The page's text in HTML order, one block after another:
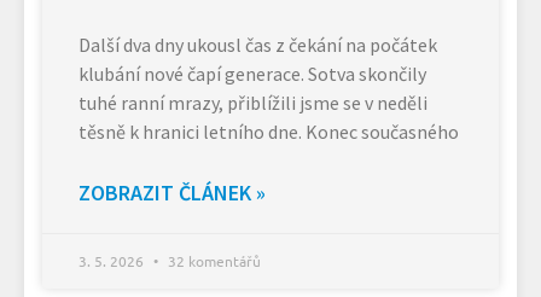
Další dva dny ukousl čas z čekání na počátek
klubání nové čapí generace. Sotva skončily
tuhé ranní mrazy, přiblížili jsme se v neděli
těsně k hranici letního dne. Konec současného
ZOBRAZIT ČLÁNEK »
3. 5. 2026 32 komentářů